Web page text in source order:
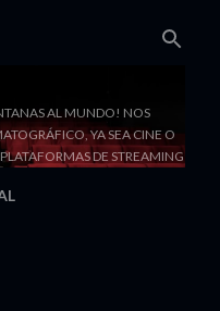
AL MUNDO! NOS
YA SEA CINE O
DE STREAMING